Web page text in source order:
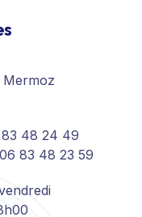
48 24 49
83 48 23 59